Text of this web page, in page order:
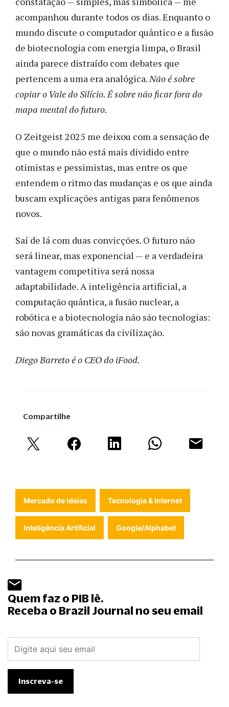
acompanhou durante todos os dias. Enquanto o
mundo discute o computador quântico e a fusão
de biotecnologia com energia limpa, o Brasil
ainda parece distraído com debates que
pertencem a uma era analógica.Não é sobre
copiar o Vale do Silício. É sobre não ficar fora do
mapa mental do futuro.
O Zeitgeist 2025 me deixou com a sensação de
que o mundo não está mais dividido entre
otimistas e pessimistas, mas entre os que
entendem o ritmo das mudanças e os que ainda
buscam explicações antigas para fenômenos
novos.
Saí de lá com duas convicções. O futuro não
será linear, mas exponencial — e a verdadeira
vantagem competitiva será nossa
adaptabilidade. A inteligência artificial, a
computação quântica, a fusão nuclear, a
robótica e a biotecnologia não são tecnologias:
são novas gramáticas da civilização.
Diego Barreto é o CEO do iFood.
Compartilhe
Mercado de ideias Tecnologia & Internet
Inteligência Artificial Google/Alphabet
Quem faz o PIB lê.
Receba o Brazil Journal no seu email